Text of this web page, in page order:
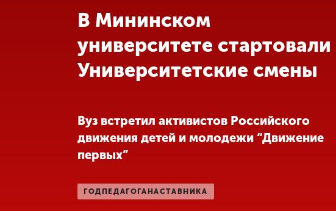
Абитуриенту
Обучение
Международная
деятельность
Другие виды
В Мининском
университете стартовали
Университетские смены
Вуз встретил активистов Российского
движения детей и молодежи “Движение
первых”
ГОДПЕДАГОГАНАСТАВНИКА